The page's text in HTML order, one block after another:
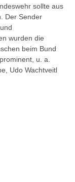
sollte aus
Der Sender
wurden die
beim Bund
u. a.
Udo Wachtveitl